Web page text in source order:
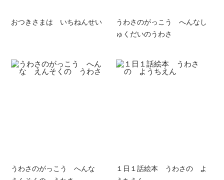
おつきさまは いちねんせい
うわさのがっこう へんなし
ゅくだいのうわさ
うわさのがっこう へんな
１日１話絵本 うわさの よ